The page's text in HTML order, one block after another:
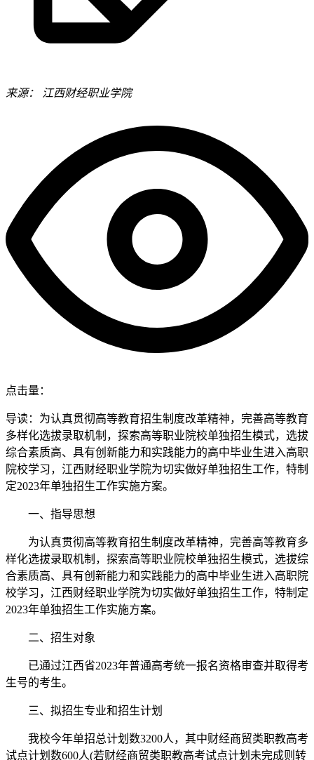
来源： 江西财经职业学院
点击量：
导读：为认真贯彻高等教育招生制度改革精神，完善高等教育
多样化选拔录取机制，探索高等职业院校单独招生模式，选拔
综合素质高、具有创新能力和实践能力的高中毕业生进入高职
院校学习，江西财经职业学院为切实做好单独招生工作，特制
定2023年单独招生工作实施方案。
一、指导思想
为认真贯彻高等教育招生制度改革精神，完善高等教育多
样化选拔录取机制，探索高等职业院校单独招生模式，选拔综
合素质高、具有创新能力和实践能力的高中毕业生进入高职院
校学习，江西财经职业学院为切实做好单独招生工作，特制定
2023年单独招生工作实施方案。
二、招生对象
已通过江西省2023年普通高考统一报名资格审查并取得考
生号的考生。
三、拟招生专业和招生计划
我校今年单招总计划数3200人，其中财经商贸类职教高考
试点计划数600人(若财经商贸类职教高考试点计划未完成则转